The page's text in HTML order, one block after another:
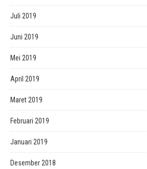
Juli 2019
Juni 2019
Mei 2019
April 2019
Maret 2019
Februari 2019
Januari 2019
Desember 2018